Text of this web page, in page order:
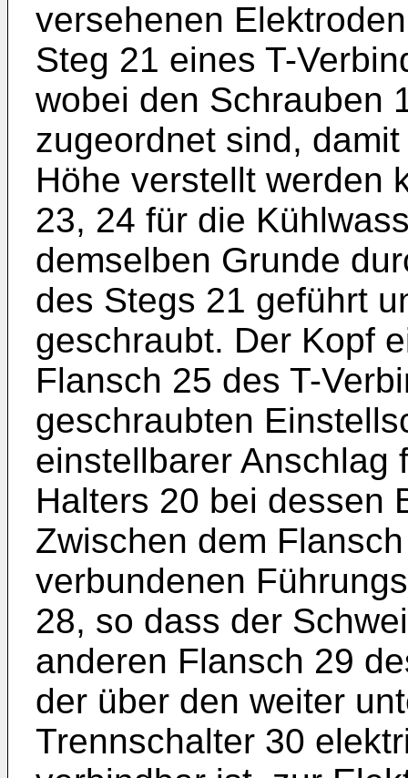
versehenen
Steg 21 eines T-
wobei den Schrauben
zugeordnet sind,
Höhe verstellt werden
23, 24 für die
demselben Grunde
des Stegs 21 geführt
geschraubt. Der Kopf
Flansch 25 des T-
geschraubten
einstellbarer Anschlag
Halters 20 bei dessen
Zwischen dem
verbundenen
28, so dass der
anderen Flansch 29
der über den weiter
Trennschalter 30